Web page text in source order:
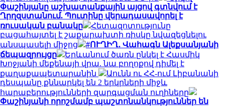
Փաշինյանը աշխատանքային այցով գտնվում է
Ղրղզստանում. Պուտինը վերադասավորել է
ռուսական բանակը
Հետազոտությունը
բացահայտել է շաքարախտի ռիսկը նվազեցնելու
անսպասելի միջոց
#ՈՒՂԻՂ․ Վահագն Ալեքսանյանի
ճեպազրույցը
Երևանում ծառն ընկել է Հասմիկ
Խոջյանի մեքենայի վրա. նա բողոքով դիմել է
քաղաքապետարանին
Աունն ու ՀՀ-ում Լիբանանի
դեսպանը քննարկել են 2 երկրների միջև
հարաբերությունների զարգացման ուղիները
Փաշինյանի որոշմամբ պաշտոնանկություններ են